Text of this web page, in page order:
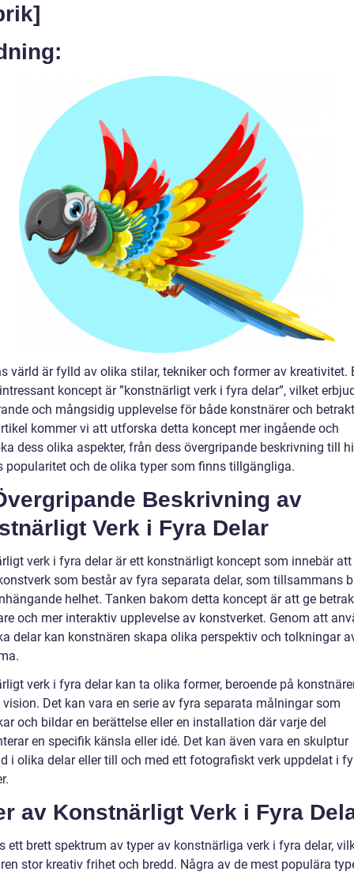
värld är fylld av olika stilar, tekniker och former av kreativitet.
koncept är ”konstnärligt verk i fyra delar”, vilket
och mångsidig upplevelse för både konstnärer och
kommer vi att utforska detta koncept mer ingående och
dess olika aspekter, från dess övergripande beskrivning till
popularitet och de olika typer som finns tillgängliga.
Beskrivning av
Verk i Fyra Delar
verk i fyra delar är ett konstnärligt koncept som innebär
som består av fyra separata delar, som tillsammans
helhet. Tanken bakom detta koncept är att ge
och mer interaktiv upplevelse av konstverket. Genom att
delar kan konstnären skapa olika perspektiv och tolkningar
verk i fyra delar kan ta olika former, beroende på
Det kan vara en serie av fyra separata målningar som
och bildar en berättelse eller en installation där varje del
en specifik känsla eller idé. Det kan även vara en skulptur
i olika delar eller till och med ett fotografiskt verk uppdelat i
av Konstnärligt Verk i Fyra
ett brett spektrum av typer av konstnärliga verk i fyra delar,
stor kreativ frihet och bredd. Några av de mest populära